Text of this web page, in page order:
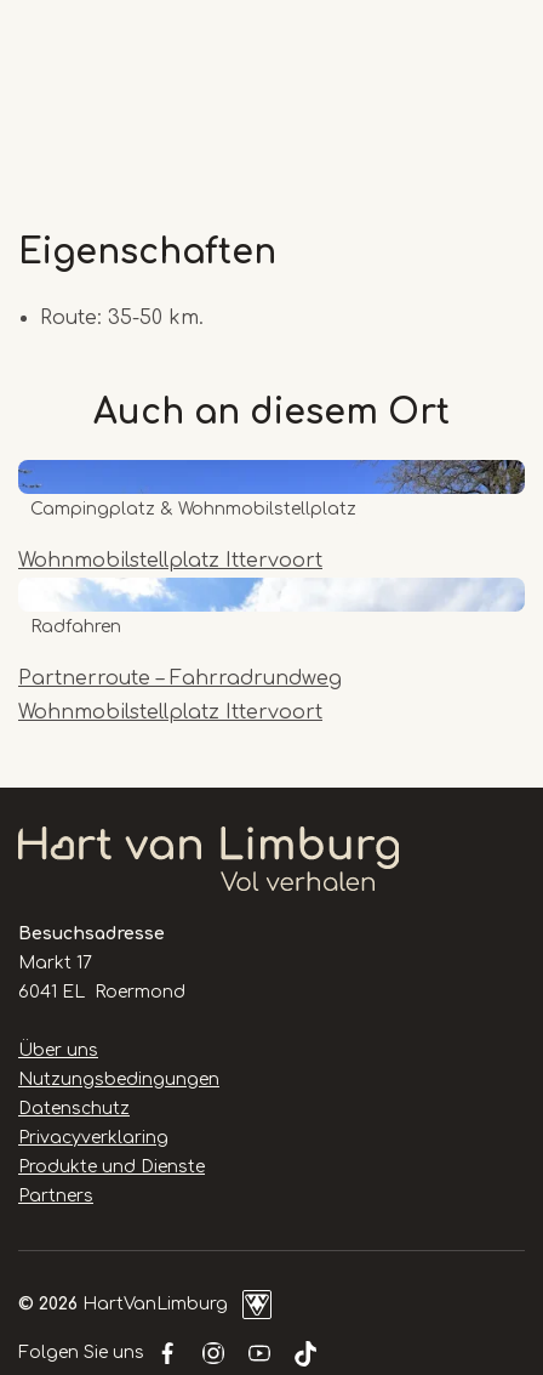
Eigenschaften
Route: 35-50 km.
Auch an diesem Ort
Wohnmobilstellplatz Ittervoort
Campingplatz & Wohnmobilstellplatz
Partnerroute – Fahrradrundweg
Wohnmobilstellplatz Ittervoort
Radfahren
Besuchsadresse
Markt 17
6041 EL Roermond
Handige
links
Über uns
Nutzungsbedingungen
Datenschutz
Privacyverklaring
Produkte und Dienste
Partners
© 2026 HartVanLimburg
Folgen Sie uns